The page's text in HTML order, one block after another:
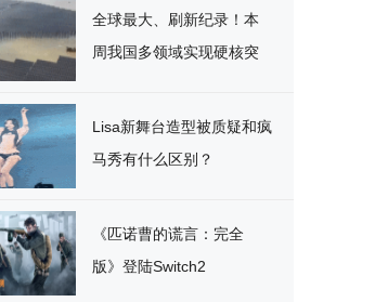
全球最大、刷新纪录！本
周我国多领域实现硬核突
Lisa新舞台造型被质疑和疯
马秀有什么区别？
《匹诺曹的谎言：完全
版》登陆Switch2